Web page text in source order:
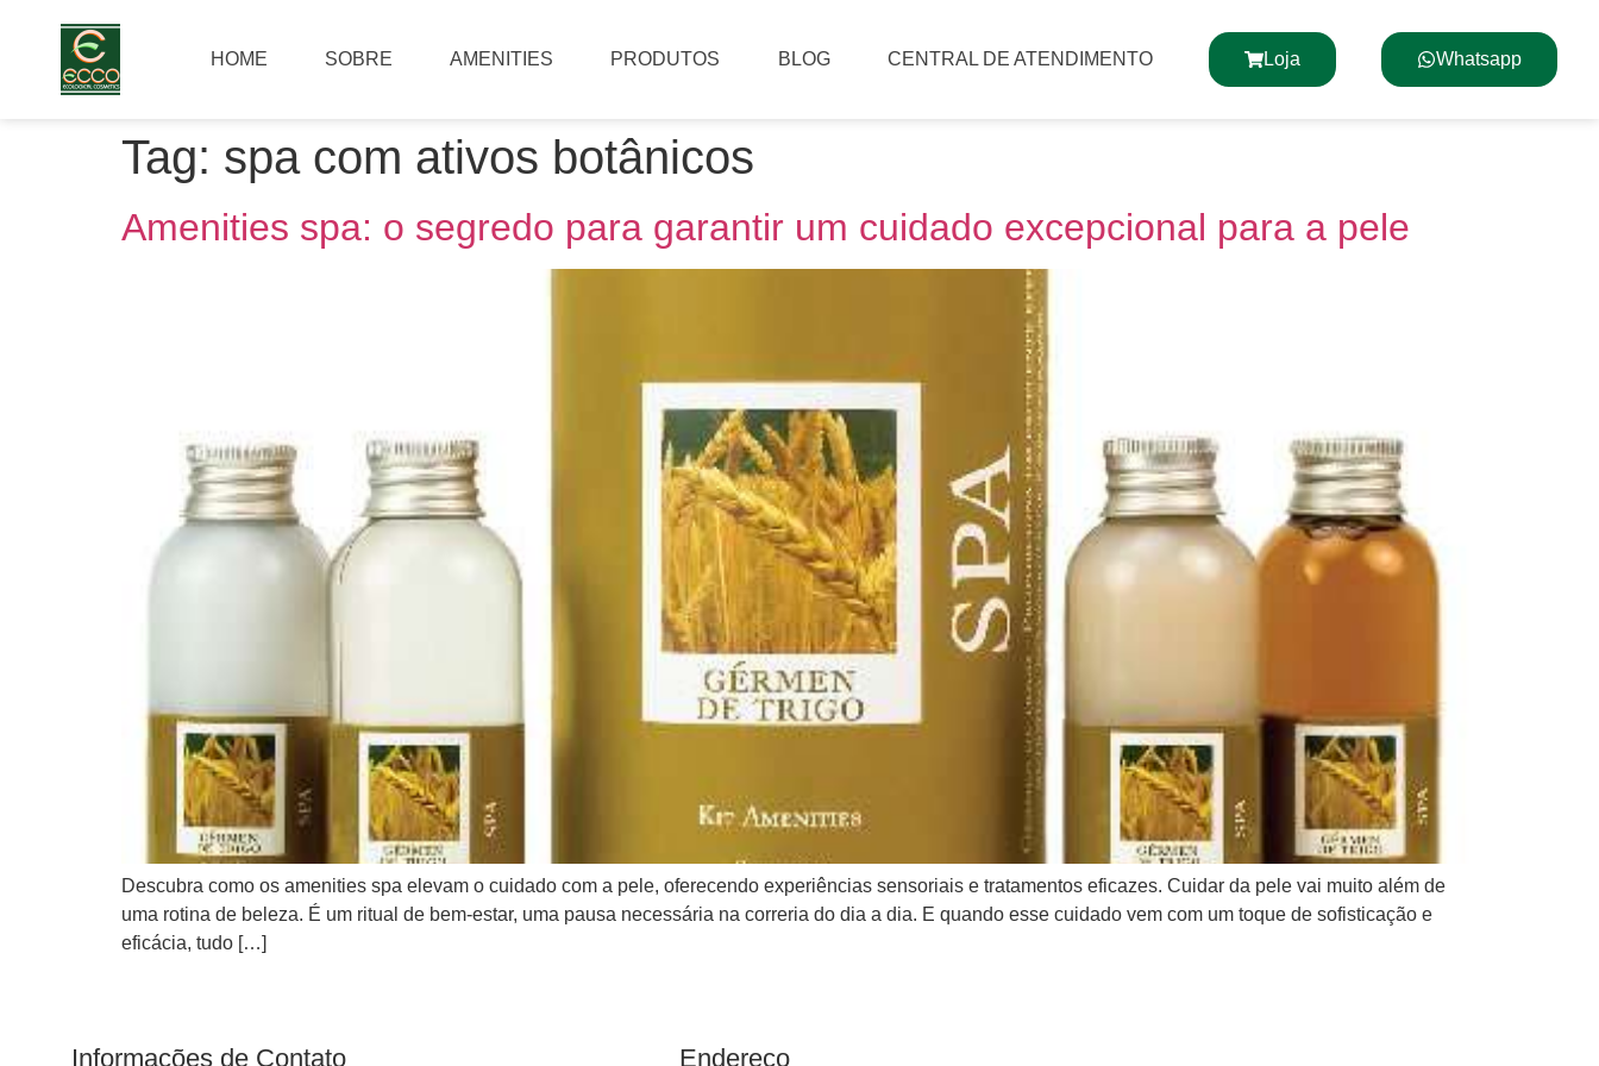
HOME SOBRE AMENITIES PRODUTOS BLOG CENTRAL DE ATENDIMENTO Loja Whatsapp
Tag: spa com ativos botânicos
Amenities spa: o segredo para garantir um cuidado excepcional para a pele
Descubra como os amenities spa elevam o cuidado com a pele, oferecendo experiências sensoriais e tratamentos eficazes. Cuidar da pele vai muito além de
uma rotina de beleza. É um ritual de bem-estar, uma pausa necessária na correria do dia a dia. E quando esse cuidado vem com um toque de sofisticação e
eficácia, tudo […]
Informações de Contato Endereço